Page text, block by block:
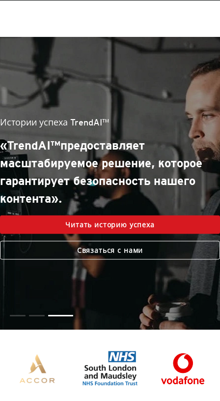
Истории успеха TrendAI™
«Все дело в эффективных и
инновационных инструментах, а
также невероятной поддержке
экспертов»…
Читать историю успеха
Связаться с нами